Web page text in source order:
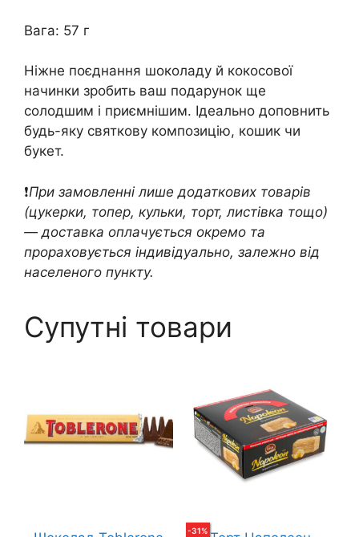
Вага: 57 г
Ніжне поєднання шоколаду й кокосової
начинки зробить ваш подарунок ще
солодшим і приємнішим. Ідеально доповнить
будь-яку святкову композицію, кошик чи
букет.
❗️При замовленні лише додаткових товарів
(цукерки, топер, кульки, торт, листівка тощо)
— доставка оплачується окремо та
прораховується індивідуально, залежно від
населеного пункту.
Супутні товари
-31%